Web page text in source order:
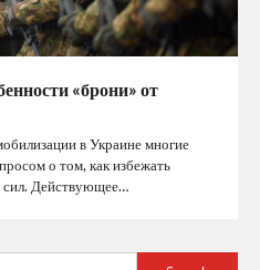
«брони» от
в Украине многие
о том, как избежать
Действующее…